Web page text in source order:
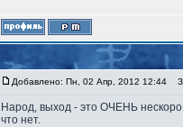
Добавлено: Пн, 02 Апр, 2012 12:44
Народ, выход - это ОЧЕНЬ
что нет.